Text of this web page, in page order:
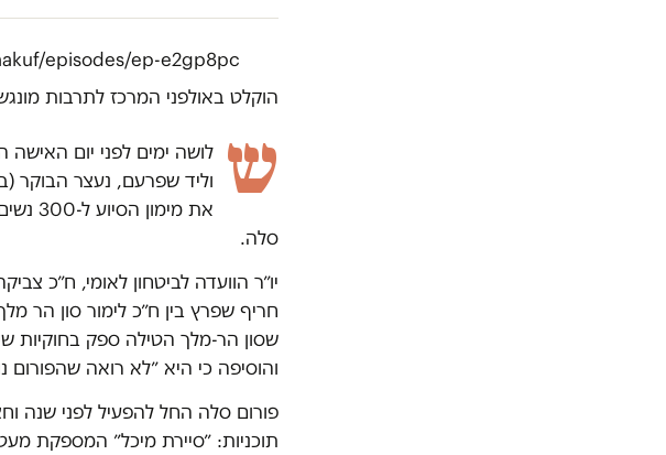
episodes/ep-e2gp8pc
הוקלט באולפני המרכז לתרבות
ש לושה ימים לפני יום האישה
וליד שפרעם, נעצר הבוקר
את
סלה.
יו״ר הוועדה לביטחון לאומי, ח״כ
חריף שפרץ בין ח״כ לימור סון הר
שסון הר-מלך הטילה ספק בחוקיות
והוסיפה כי היא ״לא רואה שהפורום
פורום סלה החל להפעיל לפני שנה
תוכניות: ״סיירת מיכל״ המספקת